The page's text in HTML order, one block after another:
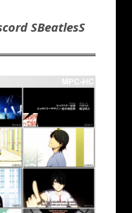
SBeatlesS